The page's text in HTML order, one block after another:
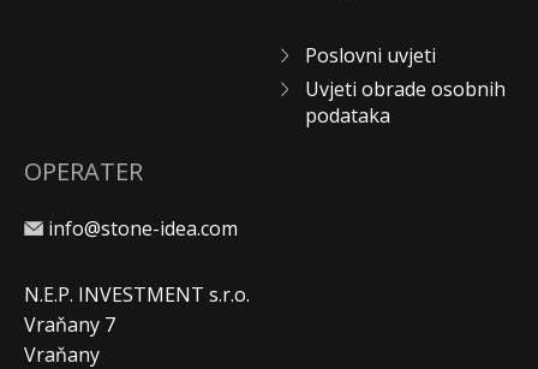
Poslovni uvjeti
Uvjeti obrade osobnih
podataka
OPERATER
info@stone-idea.com
N.E.P. INVESTMENT s.r.o.
Vraňany 7
Vraňany